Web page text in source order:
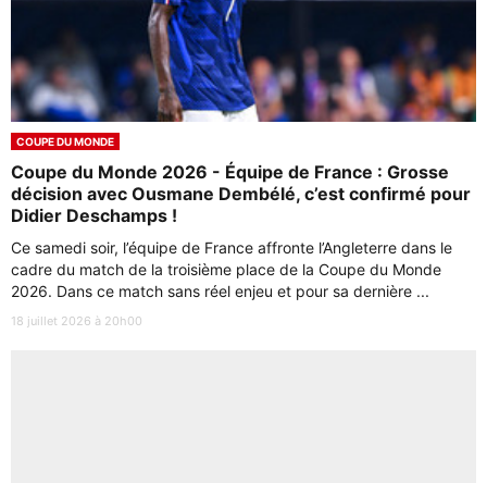
COUPE DU MONDE
Coupe du Monde 2026 - Équipe de France : Grosse
décision avec Ousmane Dembélé, c’est confirmé pour
Didier Deschamps !
Ce samedi soir, l’équipe de France affronte l’Angleterre dans le
cadre du match de la troisième place de la Coupe du Monde
2026. Dans ce match sans réel enjeu et pour sa dernière ...
18 juillet 2026 à 20h00